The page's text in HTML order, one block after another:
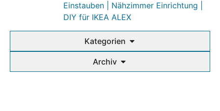
Einstauben | Nähzimmer Einrichtung |
DIY für IKEA ALEX
Kategorien
Archiv